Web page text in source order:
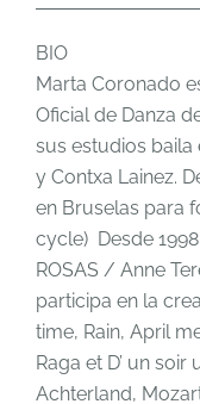
BIO
Marta Coronado
Oficial de Danza
sus estudios baila
y Contxa Lainez.
en Bruselas para
cycle) Desde
ROSAS / Anne
participa en la
time, Rain, April
Raga et D’ un
Achterland,